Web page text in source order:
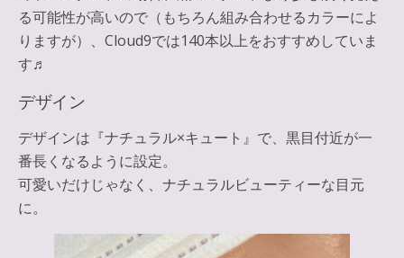
る可能性が高いので（もちろん組み合わせるカラーによ
りますが）、Cloud9では140本以上をおすすめしていま
す♬
デザイン
デザインは『ナチュラル×キュート』で、黒目付近が一
番長くなるように設定。
可愛いだけじゃなく、ナチュラルビューティーな目元
に。